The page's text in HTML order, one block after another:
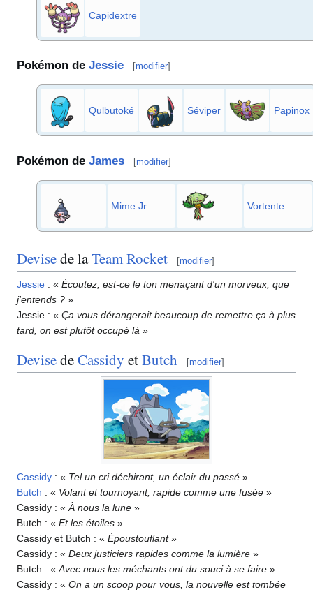
Capidextre
Pokémon de Jessie [modifier]
Qulbutoké Séviper Papinox
Pokémon de James [modifier]
Mime Jr. Vortente
Devisede laTeam Rocket [modifier]
Jessie : « Écoutez, est-ce le ton menaçant d'un morveux, que
j'entends ? »
Jessie : « Ça vous dérangerait beaucoup de remettre ça à plus
tard, on est plutôt occupé là »
DevisedeCassidy etButch [modifier]
Cassidy : « Tel un cri déchirant, un éclair du passé »
Butch : « Volant et tournoyant, rapide comme une fusée »
Cassidy : « À nous la lune »
Butch : « Et les étoiles »
Cassidy et Butch : « Époustouflant »
Cassidy : « Deux justiciers rapides comme la lumière »
Butch : « Avec nous les méchants ont du souci à se faire »
Cassidy : « On a un scoop pour vous, la nouvelle est tombée